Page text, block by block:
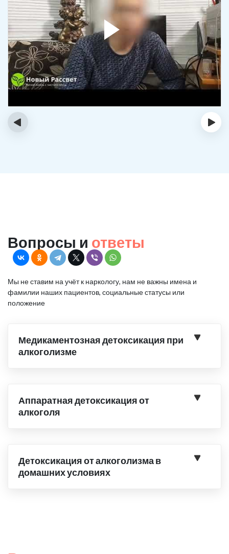
‹ ›
Вопросы и ответы
Мы не ставим на учёт к наркологу, нам не важны имена и
фамилии наших пациентов, социальные статусы или
положение
Медикаментозная детоксикация при
алкоголизме
Аппаратная детоксикация от
алкоголя
Детоксикация от алкоголизма в
домашних условиях